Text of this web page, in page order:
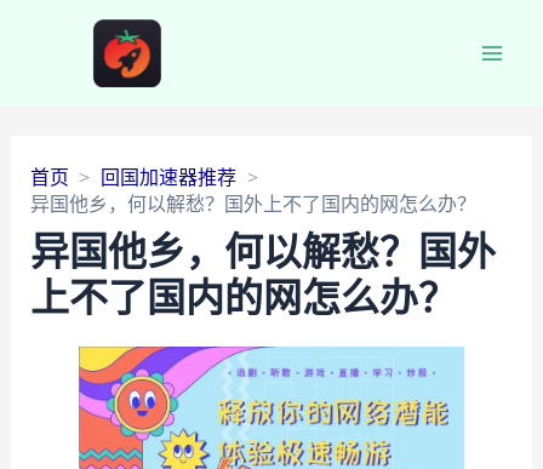
首页
回国加速器推荐
异国他乡，何以解愁？国外上不了国内的网怎么办？
异国他乡，何以解愁？国外
上不了国内的网怎么办？